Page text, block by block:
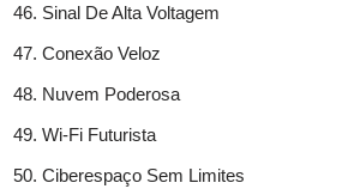
Sinal De Alta Voltagem
Conexão Veloz
Nuvem Poderosa
Wi-Fi Futurista
Ciberespaço Sem Limites